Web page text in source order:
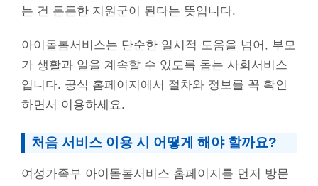
는 건 든든한 지원군이 된다는 뜻입니다.
아이돌봄서비스는 단순한 일시적 도움을 넘어, 부모
가 생활과 일을 계속할 수 있도록 돕는 사회서비스
입니다. 공식 홈페이지에서 절차와 정보를 꼭 확인
하면서 이용하세요.
처음 서비스 이용 시 어떻게 해야 할까요?
여성가족부 아이돌봄서비스 홈페이지를 먼저 방문